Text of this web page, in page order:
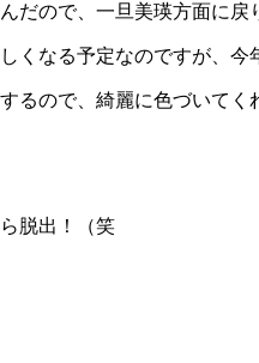
だので、一旦美瑛方面に
くなる予定なのですが、今
るので、綺麗に色づいてく
脱出！（笑